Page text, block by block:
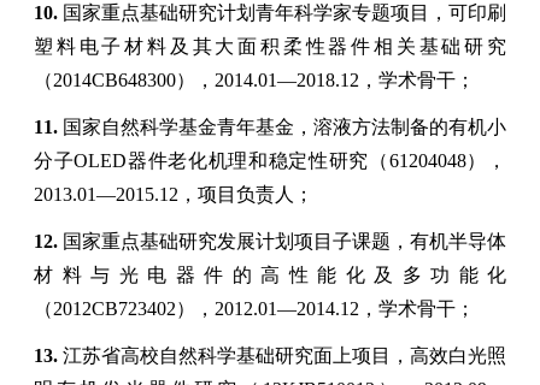
10. 国家重点基础研究计划青年科学家专题项目，可印刷
塑料电子材料及其大面积柔性器件相关基础研究
（2014CB648300） ， 2014.01—2018.12 ，学术骨干；
11. 国家自然科学基金青年基金，溶液方法制备的有机小
分子OLED器件老化机理和稳定性研究 （61204048）
，
2013.01—2015.12 ，项目负责人；
12. 国家重点基础研究发展计划项目子课题，有机半导体
材料与光电器件的高性能化及多功能化
（2012CB723402） ， 2012.01—2014.12 ，学术骨干；
13. 江苏省高校自然科学基础研究面上项目，高效白光照